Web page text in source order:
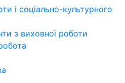
і соціально-культурного
з виховної роботи